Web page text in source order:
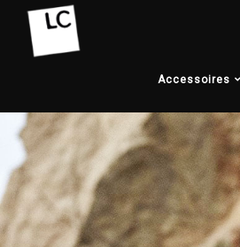
Accessoires